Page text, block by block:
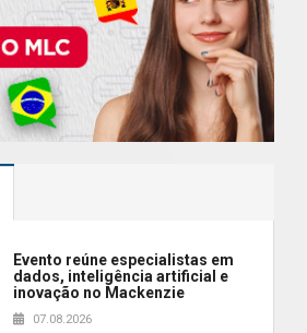
Evento reúne especialistas em
dados, inteligência artificial e
inovação no Mackenzie
07.08.2026